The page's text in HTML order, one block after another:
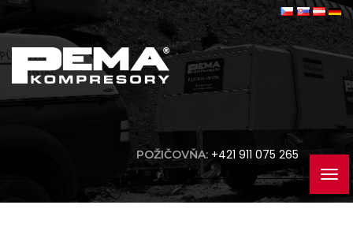
POŽIČOVŇA: +421 911 075 265